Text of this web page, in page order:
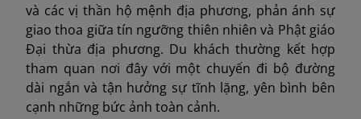
và các vị thần hộ mệnh địa phương, phản ánh sự
giao thoa giữa tín ngưỡng thiên nhiên và Phật giáo
Đại thừa địa phương. Du khách thường kết hợp
tham quan nơi đây với một chuyến đi bộ đường
dài ngắn và tận hưởng sự tĩnh lặng, yên bình bên
cạnh những bức ảnh toàn cảnh.